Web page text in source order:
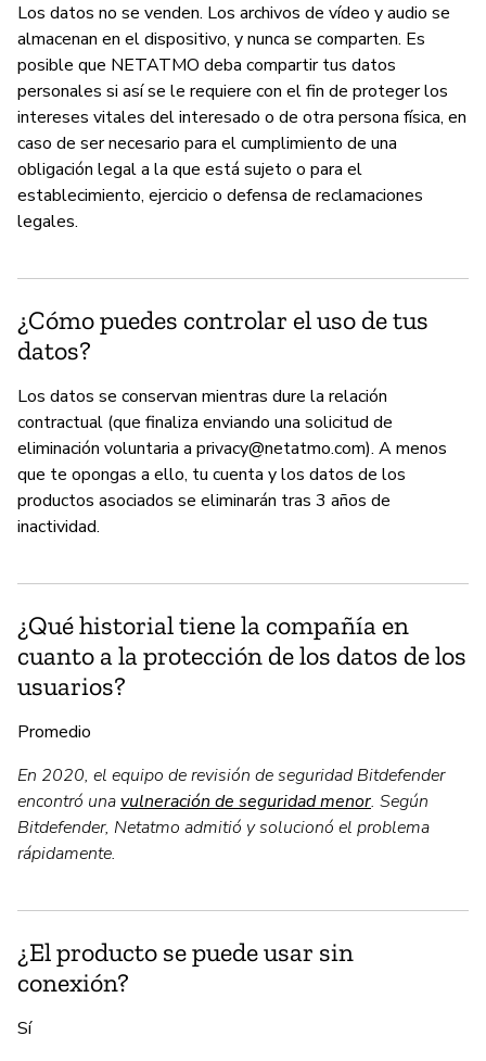
Los datos no se venden. Los archivos de vídeo y audio se
almacenan en el dispositivo, y nunca se comparten. Es
posible que NETATMO deba compartir tus datos
personales si así se le requiere con el fin de proteger los
intereses vitales del interesado o de otra persona física, en
caso de ser necesario para el cumplimiento de una
obligación legal a la que está sujeto o para el
establecimiento, ejercicio o defensa de reclamaciones
legales.
¿Cómo puedes controlar el uso de tus
datos?
Los datos se conservan mientras dure la relación
contractual (que finaliza enviando una solicitud de
eliminación voluntaria a privacy@netatmo.com). A menos
que te opongas a ello, tu cuenta y los datos de los
productos asociados se eliminarán tras 3 años de
inactividad.
¿Qué historial tiene la compañía en
cuanto a la protección de los datos de los
usuarios?
Promedio
En 2020, el equipo de revisión de seguridad Bitdefender
encontró una vulneración de seguridad menor. Según
Bitdefender, Netatmo admitió y solucionó el problema
rápidamente.
¿El producto se puede usar sin
conexión?
Sí